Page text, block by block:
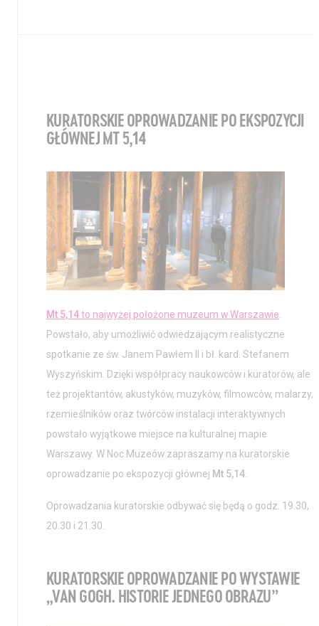
KURATORSKIE OPROWADZANIE PO EKSPOZYCJI
GŁÓWNEJ MT 5,14
Mt 5,14to najwyżej położone muzeum w Warszawie.
Powstało, aby umożliwić odwiedzającym realistyczne
spotkanie ze św. Janem Pawłem II i bł. kard. Stefanem
Wyszyńskim. Dzięki współpracy naukowców i kuratorów, ale
też projektantów, akustyków, muzyków, filmowców, malarzy,
rzemieślników oraz twórców instalacji interaktywnych
powstało wyjątkowe miejsce na kulturalnej mapie
Warszawy. W Noc Muzeów zapraszamy na kuratorskie
oprowadzanie po ekspozycji głównej Mt 5,14.
Oprowadzania kuratorskie odbywać się będą o godz. 19.30,
20.30 i 21.30.
KURATORSKIE OPROWADZANIE PO WYSTAWIE
„VAN GOGH. HISTORIE JEDNEGO OBRAZU”